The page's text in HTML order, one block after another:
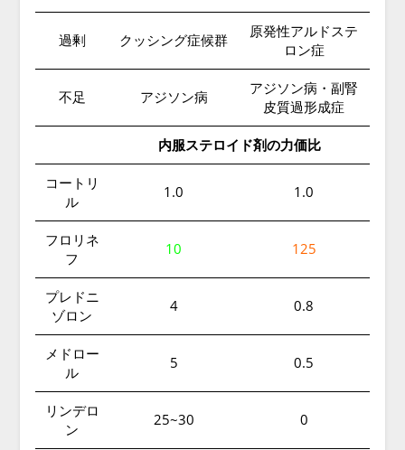
過剰 クッシング症候群
原発性アルドステ
ロン症
不足 アジソン病
アジソン病・副腎
皮質過形成症
内服ステロイド剤の力価比
コートリ
ル
1.0 1.0
フロリネ
フ
10 125
プレドニ
ゾロン
4 0.8
メドロー
ル
5 0.5
リンデロ
ン
25~30 0